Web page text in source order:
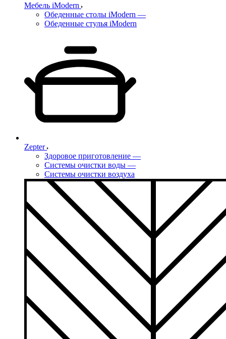
Мебель iModern
Обеденные столы iModern —
Обеденные стулья iModern
Zepter
Здоровое приготовление —
Системы очистки воды —
Системы очистки воздуха